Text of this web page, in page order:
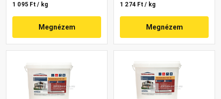
1 095 Ft / kg
Megnézem
1 274 Ft / kg
Megnézem